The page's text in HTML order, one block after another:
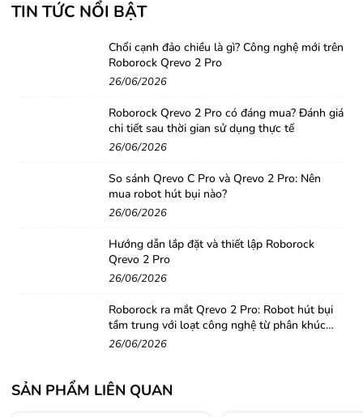
Điểm nhấn của iPhone 16 Pro chính là hệ thống trí tuệ
nhân tạo Apple mới, được tích hợp sâu vào hệ thống và
các ứng dụng. Nhờ đó, điện thoại có thể hiểu và đáp ứng
nhu cầu của bạn một cách thông minh và riêng tư. Bạn
có thể tìm kiếm ảnh cũ chỉ bằng mô tả, nhận gợi ý emoji
phù hợp với ngữ cảnh, hay thậm chí tóm tắt email dài
dòng chỉ trong vài giây.
Hiệu năng vượt trội với chip A18 Bionic
TIN TỨC NỔI BẬT
Chổi cạnh đảo chiều là gì? Công nghệ mới trên
Roborock Qrevo 2 Pro
26/06/2026
Roborock Qrevo 2 Pro có đáng mua? Đánh giá
chi tiết sau thời gian sử dụng thực tế
26/06/2026
So sánh Qrevo C Pro và Qrevo 2 Pro: Nên
mua robot hút bụi nào?
26/06/2026
Hướng dẫn lắp đặt và thiết lập Roborock
Qrevo 2 Pro
26/06/2026
Roborock ra mắt Qrevo 2 Pro: Robot hút bụi
tầm trung với loạt công nghệ từ phân khúc
cao cấp
26/06/2026
SẢN PHẨM LIÊN QUAN